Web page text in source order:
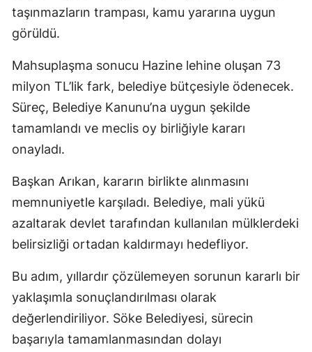
taşınmazların trampası, kamu yararına uygun
görüldü.
Mahsuplaşma sonucu Hazine lehine oluşan 73
milyon TL’lik fark, belediye bütçesiyle ödenecek.
Süreç, Belediye Kanunu’na uygun şekilde
tamamlandı ve meclis oy birliğiyle kararı
onayladı.
Başkan Arıkan, kararın birlikte alınmasını
memnuniyetle karşıladı. Belediye, mali yükü
azaltarak devlet tarafından kullanılan mülklerdeki
belirsizliği ortadan kaldırmayı hedefliyor.
Bu adım, yıllardır çözülemeyen sorunun kararlı bir
yaklaşımla sonuçlandırılması olarak
değerlendiriliyor. Söke Belediyesi, sürecin
başarıyla tamamlanmasından dolayı